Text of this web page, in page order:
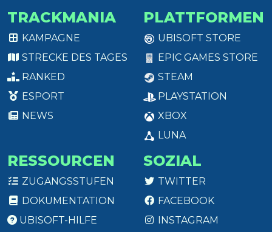
TRACKMANIA
KAMPAGNE
STRECKE DES TAGES
RANKED
ESPORT
NEWS
PLATTFORMEN
UBISOFT STORE
EPIC GAMES STORE
STEAM
PLAYSTATION
XBOX
LUNA
RESSOURCEN
ZUGANGSSTUFEN
DOKUMENTATION
UBISOFT-HILFE
SOZIAL
TWITTER
FACEBOOK
INSTAGRAM